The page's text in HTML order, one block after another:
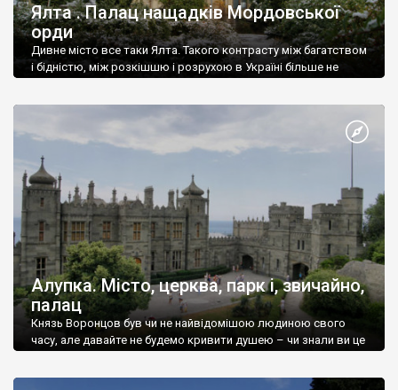
Ялта . Палац нащадків Мордовської
орди
Дивне місто все таки Ялта. Такого контрасту між багатством
і бідністю, між розкішшю і розрухою в Україні більше не
Алупка. Місто, церква, парк і, звичайно,
палац
Князь Воронцов був чи не найвідомішою людиною свого
часу, але давайте не будемо кривити душею – чи знали ви це